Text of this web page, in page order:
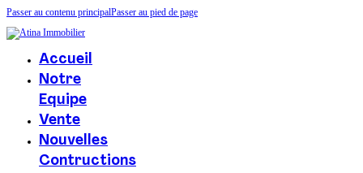
Passer au contenu principalPasser au pied de page
Accueil
Notre
Equipe
Vente
Nouvelles
Contructions